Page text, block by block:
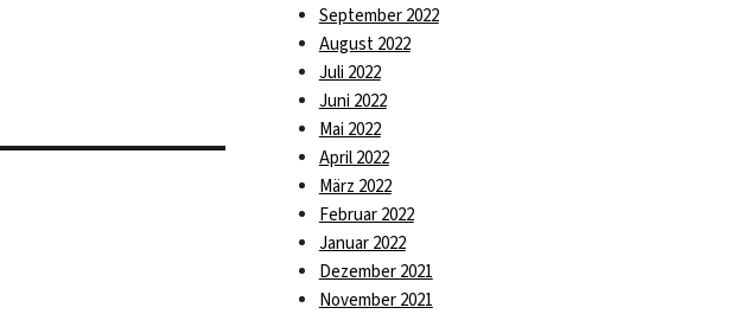
September 2022
August 2022
Juli 2022
Juni 2022
Mai 2022
April 2022
März 2022
Februar 2022
Januar 2022
Dezember 2021
November 2021